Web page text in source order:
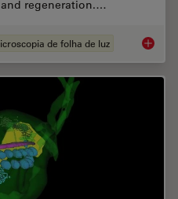
regeneration.…
de folha de luz Focus